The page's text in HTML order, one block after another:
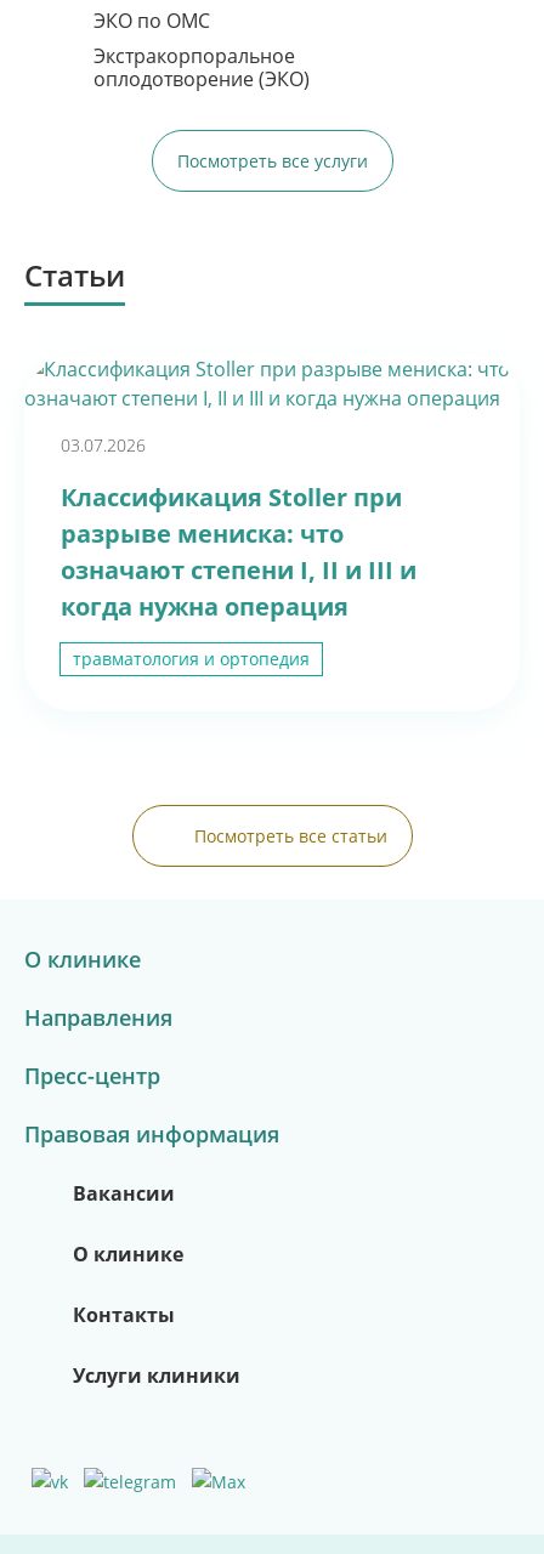
ЭКО по ОМС
Экстракорпоральное
оплодотворение (ЭКО)
Посмотреть все услуги
Статьи
03.07.2026
Классификация Stoller при
разрыве мениска: что
означают степени I, II и III и
когда нужна операция
травматология и ортопедия
Посмотреть все статьи
О клинике
Направления
Пресс-центр
Правовая информация
Вакансии
О клинике
Контакты
Услуги клиники